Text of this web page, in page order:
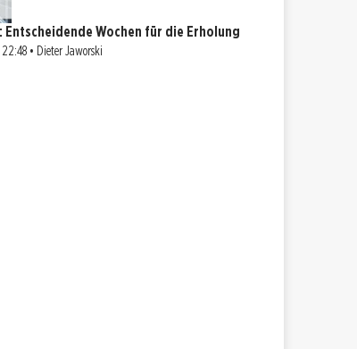
Entscheidende Wochen für die Erholung
• Dieter Jaworski